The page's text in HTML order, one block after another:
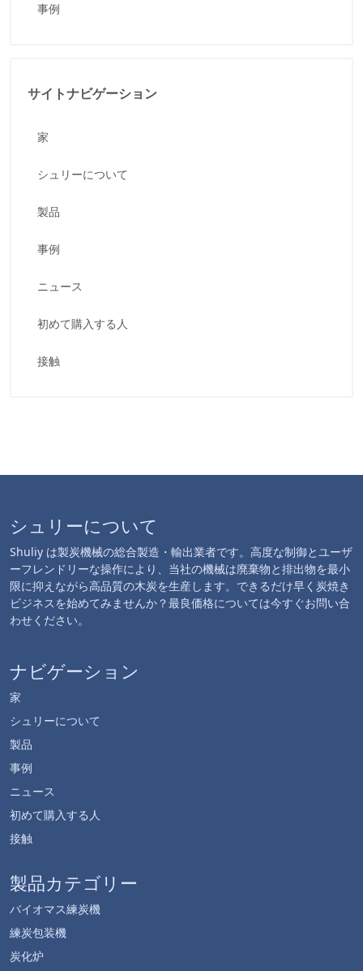
事例
サイトナビゲーション
家
シュリーについて
製品
事例
ニュース
初めて購入する人
接触
シュリーについて
Shuliy は製炭機械の総合製造・輸出業者です。高度な制御とユーザ
ーフレンドリーな操作により、当社の機械は廃棄物と排出物を最小
限に抑えながら高品質の木炭を生産します。できるだけ早く炭焼き
ビジネスを始めてみませんか？最良価格については今すぐお問い合
わせください。
ナビゲーション
家
シュリーについて
製品
事例
ニュース
初めて購入する人
接触
製品カテゴリー
バイオマス練炭機
練炭包装機
炭化炉